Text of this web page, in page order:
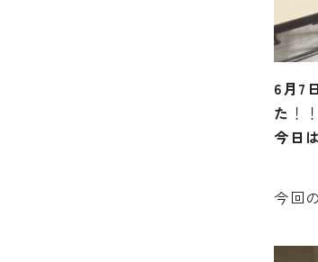
6月7
た ！！
今日
今回